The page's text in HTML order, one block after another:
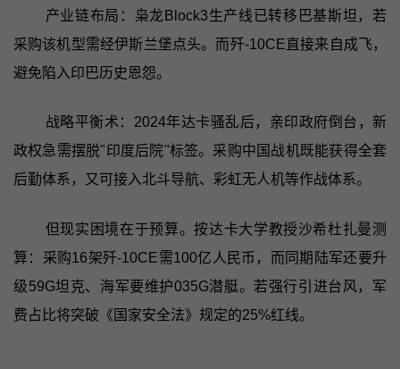
产业链布局：枭龙Block3生产线已转移巴基斯坦，若
采购该机型需经伊斯兰堡点头。而歼-10CE直接来自成飞，
避免陷入印巴历史恩怨。
战略平衡术：2024年达卡骚乱后，亲印政府倒台，新
政权急需摆脱"印度后院"标签。采购中国战机既能获得全套
后勤体系，又可接入北斗导航、彩虹无人机等作战体系。
但现实困境在于预算。按达卡大学教授沙希杜扎曼测
算：采购16架歼-10CE需100亿人民币，而同期陆军还要升
级59G坦克、海军要维护035G潜艇。若强行引进台风，军
费占比将突破《国家安全法》规定的25%红线。